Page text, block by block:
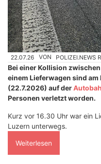
22.07.26 VON POLIZEI.NEWS
Bei einer Kollision
einem Lieferwagen sind
(22.7.2026) auf der
Personen verletzt worden.
Kurz vor 16.30 Uhr war ein
Luzern unterwegs.
Weiterlesen